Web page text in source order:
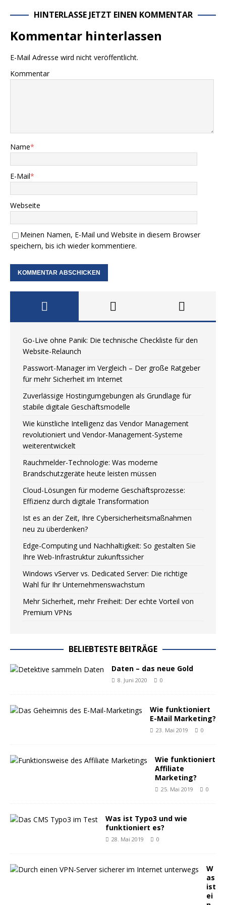
HINTERLASSE JETZT EINEN KOMMENTAR
Kommentar hinterlassen
E-Mail Adresse wird nicht veröffentlicht.
Kommentar
Name*
E-Mail*
Webseite
Meinen Namen, E-Mail und Website in diesem Browser
speichern, bis ich wieder kommentiere.
Go-Live ohne Panik: Die technische Checkliste für den
Website-Relaunch
Passwort-Manager im Vergleich – Der große Ratgeber
für mehr Sicherheit im Internet
Zuverlässige Hostingumgebungen als Grundlage für
stabile digitale Geschäftsmodelle
Wie künstliche Intelligenz das Vendor Management
revolutioniert und Vendor-Management-Systeme
weiterentwickelt
Rauchmelder-Technologie: Was moderne
Brandschutzgeräte heute leisten müssen
Cloud-Lösungen für moderne Geschäftsprozesse:
Effizienz durch digitale Transformation
Ist es an der Zeit, Ihre Cybersicherheitsmaßnahmen
neu zu überdenken?
Edge-Computing und Nachhaltigkeit: So gestalten Sie
Ihre Web-Infrastruktur zukunftssicher
Windows vServer vs. Dedicated Server: Die richtige
Wahl für Ihr Unternehmenswachstum
Mehr Sicherheit, mehr Freiheit: Der echte Vorteil von
Premium VPNs
BELIEBTESTE BEITRÄGE
Daten – das neue Gold
8. Juni 2020 0
Wie funktioniert
E-Mail Marketing?
23. Mai 2019 0
Wie funktioniert
Affiliate
Marketing?
25. Mai 2019 0
Was ist Typo3 und wie
funktioniert es?
28. Mai 2019 0
W
as
ist
ei